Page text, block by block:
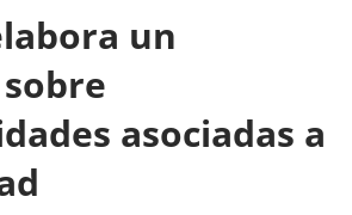
un
asociadas a